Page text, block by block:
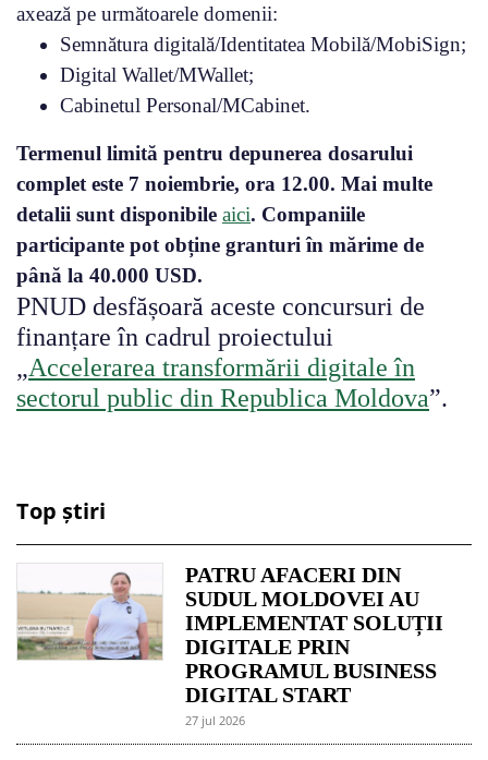
axează pe următoarele domenii:
Semnătura digitală/Identitatea Mobilă/MobiSign;
Digital Wallet/MWallet;
Cabinetul Personal/MCabinet.
Termenul limită pentru depunerea dosarului
complet este 7 noiembrie, ora 12.00. Mai multe
detalii sunt disponibile aici. Companiile
participante pot obține granturi în mărime de
până la 40.000 USD.
PNUD desfășoară aceste concursuri de
finanțare în cadrul proiectului
„Accelerarea transformării digitale în
sectorul public din Republica Moldova”.
Top știri
PATRU AFACERI DIN
SUDUL MOLDOVEI AU
IMPLEMENTAT SOLUȚII
DIGITALE PRIN
PROGRAMUL BUSINESS
DIGITAL START
27 jul 2026